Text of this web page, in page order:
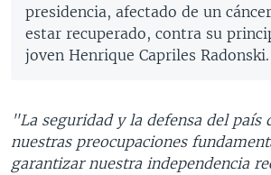
presidencia, afectado de un
estar recuperado, contra su
joven Henrique Capriles Radonski.
"La seguridad y la defensa del país
nuestras preocupaciones
garantizar nuestra independencia